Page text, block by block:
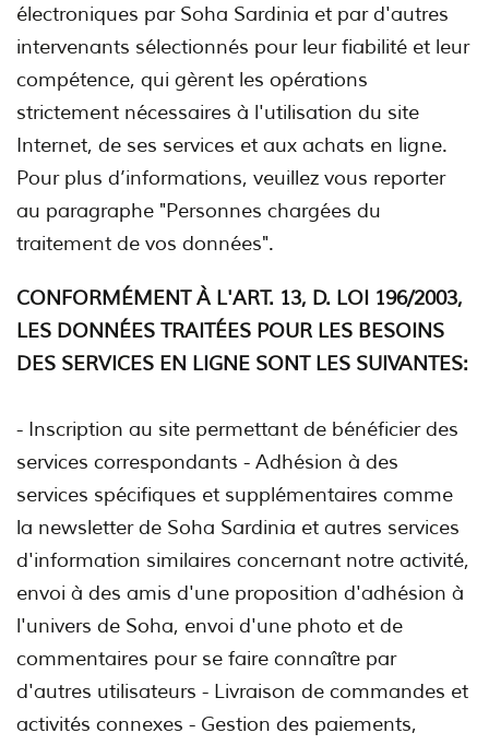
électroniques par Soha Sardinia et par d'autres
intervenants sélectionnés pour leur fiabilité et leur
compétence, qui gèrent les opérations
strictement nécessaires à l'utilisation du site
Internet, de ses services et aux achats en ligne.
Pour plus d’informations, veuillez vous reporter
au paragraphe "Personnes chargées du
traitement de vos données".
CONFORMÉMENT À L'ART. 13, D. LOI 196/2003,
LES DONNÉES TRAITÉES POUR LES BESOINS
DES SERVICES EN LIGNE SONT LES SUIVANTES:
- Inscription au site permettant de bénéficier des
services correspondants - Adhésion à des
services spécifiques et supplémentaires comme
la newsletter de Soha Sardinia et autres services
d'information similaires concernant notre activité,
envoi à des amis d'une proposition d'adhésion à
l'univers de Soha, envoi d'une photo et de
commentaires pour se faire connaître par
d'autres utilisateurs - Livraison de commandes et
activités connexes - Gestion des paiements,